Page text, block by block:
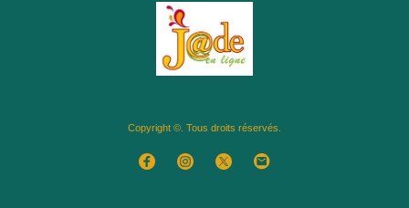
Copyright ©. Tous droits réservés.